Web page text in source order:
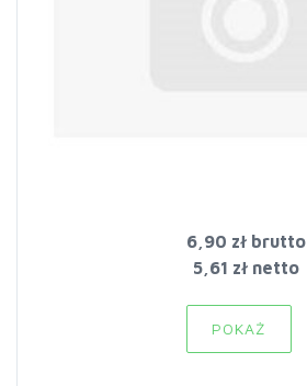
6,90 złbrutto
5,61 zł netto
POKAŻ